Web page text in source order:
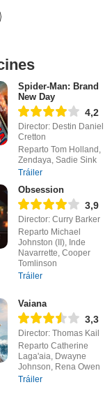
Spider-Man: Brand
New Day
4,2
Director: Destin Daniel
Cretton
Reparto Tom Holland,
Zendaya, Sadie Sink
Tráiler
Obsession
3,9
Director: Curry Barker
Reparto Michael
Johnston (II), Inde
Navarrette, Cooper
Tomlinson
Tráiler
Vaiana
3,3
Director: Thomas Kail
Reparto Catherine
Laga'aia, Dwayne
Johnson, Rena Owen
Tráiler